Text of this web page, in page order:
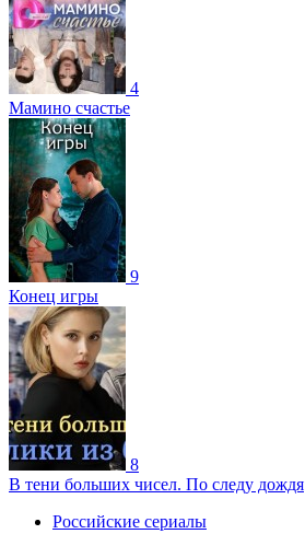
4
Мамино счастье
9
Конец игры
8
В тени больших чисел. По следу дождя
Российские сериалы